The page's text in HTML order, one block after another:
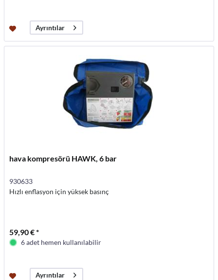
Ayrıntılar
hava kompresörü HAWK, 6 bar
930633
Hızlı enflasyon için yüksek basınç
59,90 € *
6 adet hemen kullanılabilir
Ayrıntılar